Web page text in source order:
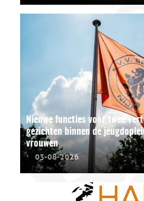
Nieuwe functies voor twee
gezichten binnen de
vrouwen
03-08-2026